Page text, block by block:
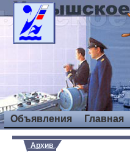
Объявления Главная
Архив